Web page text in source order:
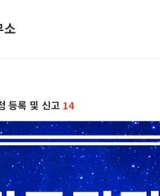
소
등록 및 신고 14